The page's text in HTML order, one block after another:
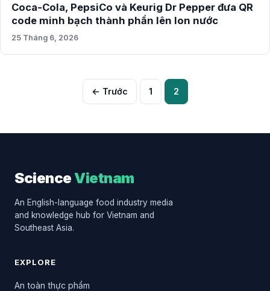
Coca-Cola, PepsiCo và Keurig Dr Pepper đưa QR
code minh bạch thành phần lên lon nước
25 Tháng 6, 2026
Phân
bài
← Trước 1 2
ScienceVietnam
An English-language food industry media
and knowledge hub for Vietnam and
Southeast Asia.
EXPLORE
An toàn thực phẩm